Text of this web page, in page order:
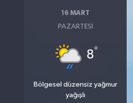
16 MART
PAZARTESI
8°
Bölgesel düzensiz yağmur
yağışlı